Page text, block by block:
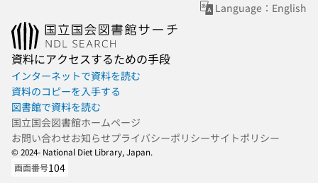
Language：English
資料にアクセスするための手段
インターネットで資料を読む
資料のコピーを入手する
図書館で資料を読む
国立国会図書館ホームページ
お問い合わせお知らせプライバシーポリシーサイトポリシー
© 2024- National Diet Library, Japan.
画面番号104